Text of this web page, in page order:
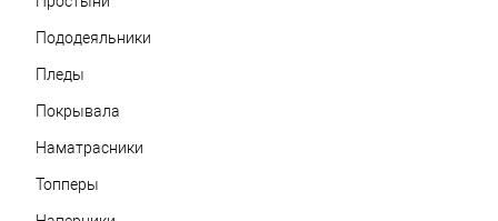
Пододеяльники
Пледы
Покрывала
Наматрасники
Топперы